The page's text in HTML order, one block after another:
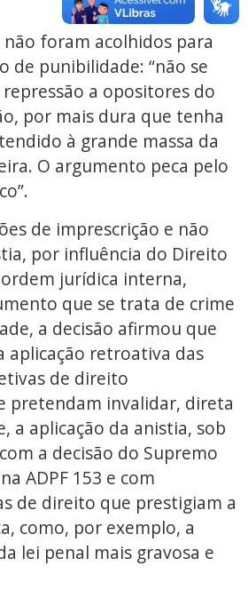
foram acolhidos para
de punibilidade: “não se
a opositores do
por mais dura que tenha
à grande massa da
O argumento peca pelo
de imprescrição e não
por influência do Direito
jurídica interna,
que se trata de crime
a decisão afirmou que
aplicação retroativa das
de direito
pretendam invalidar, direta
a aplicação da anistia, sob
a decisão do Supremo
ADPF 153 e com
de direito que prestigiam a
como, por exemplo, a
lei penal mais gravosa e